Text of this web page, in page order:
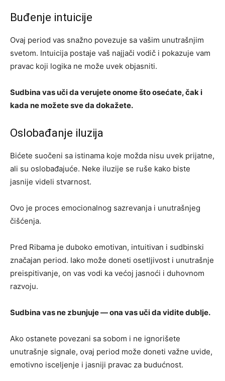
Buđenje intuicije
Ovaj period vas snažno povezuje sa vašim unutrašnjim
svetom. Intuicija postaje vaš najjači vodič i pokazuje vam
pravac koji logika ne može uvek objasniti.
Sudbina vas uči da verujete onome što osećate, čak i
kada ne možete sve da dokažete.
Oslobađanje iluzija
Bićete suočeni sa istinama koje možda nisu uvek prijatne,
ali su oslobađajuće. Neke iluzije se ruše kako biste
jasnije videli stvarnost.
Ovo je proces emocionalnog sazrevanja i unutrašnjeg
čišćenja.
Pred Ribama je duboko emotivan, intuitivan i sudbinski
značajan period. Iako može doneti osetljivost i unutrašnje
preispitivanje, on vas vodi ka većoj jasnoći i duhovnom
razvoju.
Sudbina vas ne zbunjuje — ona vas uči da vidite dublje.
Ako ostanete povezani sa sobom i ne ignorišete
unutrašnje signale, ovaj period može doneti važne uvide,
emotivno isceljenje i jasniji pravac za budućnost.